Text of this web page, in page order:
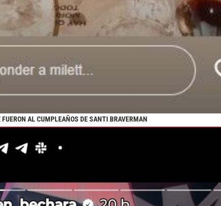
FUERON AL CUMPLEAÑOS DE SANTI BRAVERMAN